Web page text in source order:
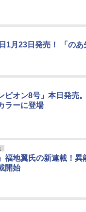
1月23日発売！ 「の
ピオン8号」本日発売
ラーに登場
福地翼氏の新連載！
開始